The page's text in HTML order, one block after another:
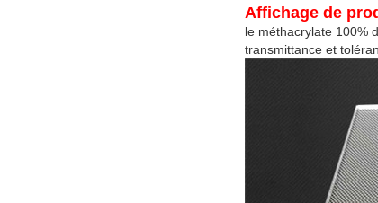
Affichage de
le méthacrylate 100%
transmittance et